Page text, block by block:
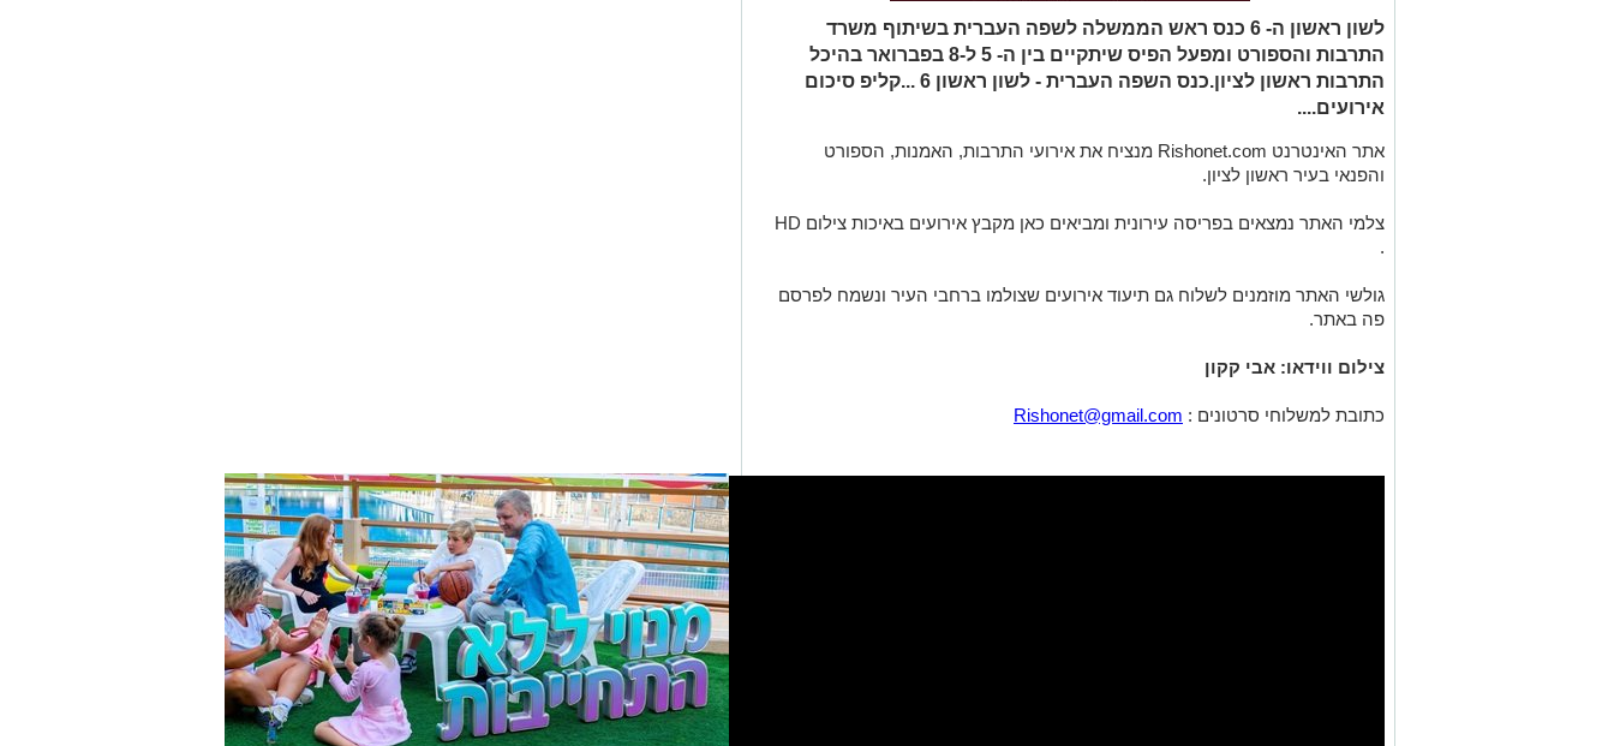
לשון ראשון ה- 6 כנס ראש הממשלה לשפה העברית בשיתוף משרד
התרבות והספורט ומפעל הפיס שיתקיים בין ה- 5 ל-8 בפברואר בהיכל
התרבות ראשון לציון.כנס השפה העברית - לשון ראשון 6 ...קליפ סיכום
אירועים....
אתר האינטרנט Rishonet.com מנציח את אירועי התרבות, האמנות, הספורט
והפנאי בעיר ראשון לציון.
צלמי האתר נמצאים בפריסה עירונית ומביאים כאן מקבץ אירועים באיכות צילום HD
.
גולשי האתר מוזמנים לשלוח גם תיעוד אירועים שצולמו ברחבי העיר ונשמח לפרסם
פה באתר.
צילום ווידאו: אבי קקון
כתובת למשלוחי סרטונים : Rishonet@gmail.com